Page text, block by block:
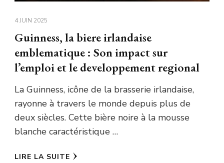
4 JUIN 2025
Guinness, la biere irlandaise
emblematique : Son impact sur
l’emploi et le developpement regional
La Guinness, icône de la brasserie irlandaise,
rayonne à travers le monde depuis plus de
deux siècles. Cette bière noire à la mousse
blanche caractéristique …
LIRE LA SUITE